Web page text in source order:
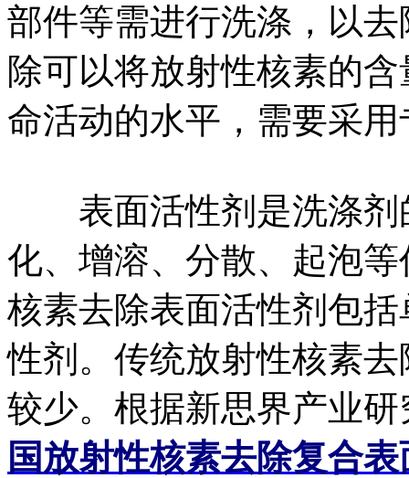
部件等需进行洗涤，以
除可以将放射性核素的
命活动的水平，需要采
表面活性剂是洗涤剂
化、增溶、分散、起泡
核素去除表面活性剂包
性剂。传统放射性核素
较少。根据新思界产业
国放射性核素去除复合